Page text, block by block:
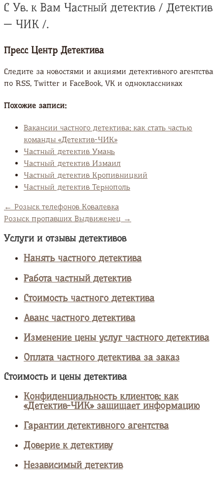
С Ув. к Вам Частный детектив / Детектив
— ЧИК /.
Пресс Центр Детектива
Следите за новостями и акциями детективного агентства
по RSS, Twitter и FaсeBook, VK и одноклассниках
Похожие записи:
Вакансии частного детектива: как стать частью
команды «Детектив-ЧИК»
Частный детектив Умань
Частный детектив Измаил
Частный детектив Кропивницкий
Частный детектив Тернополь
← Розыск телефонов Ковалевка
Розыск пропавших Выдвиженец →
Услуги и отзывы детективов
Нанять частного детектива
Работа частный детектив
Стоимость частного детектива
Аванс частного детектива
Изменение цены услуг частного детектива
Оплата частного детектива за заказ
Стоимость и цены детектива
Конфиденциальность клиентов: как
«Детектив-ЧИК» защищает информацию
Гарантии детективного агентства
Доверие к детективу
Независимый детектив